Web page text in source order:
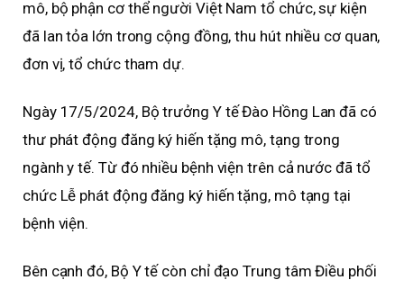
mô, bộ phận cơ thể người Việt Nam tổ chức, sự kiện
đã lan tỏa lớn trong cộng đồng, thu hút nhiều cơ quan,
đơn vị, tổ chức tham dự.
Ngày 17/5/2024, Bộ trưởng Y tế Đào Hồng Lan đã có
thư phát động đăng ký hiến tặng mô, tạng trong
ngành y tế. Từ đó nhiều bệnh viện trên cả nước đã tổ
chức Lễ phát động đăng ký hiến tặng, mô tạng tại
bệnh viện.
Bên cạnh đó, Bộ Y tế còn chỉ đạo Trung tâm Điều phối